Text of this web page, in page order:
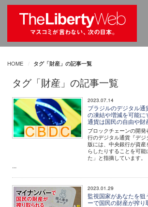
HOME タグ「財産」の記事一覧
タグ「財産」の記事一覧
2023.07.14
ブラジルのデジタル
の凍結や増減を可能
通貨は国民の自由や財
ブロックチェーンの開
行のデジタル通貨『デ
版には、中央銀行が資
らしたりすることを可
た」と指摘しています。
...
2023.01.29
監視国家があなたを
ーで国民の財産が搾り